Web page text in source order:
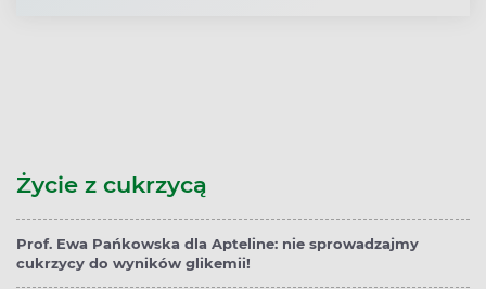
Życie z cukrzycą
Prof. Ewa Pańkowska dla Apteline: nie sprowadzajmy
cukrzycy do wyników glikemii!